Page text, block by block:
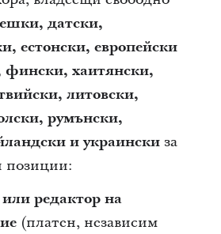
датски,
естонски, европейски
фински, хаитянски,
литовски,
румънски,
и украинскиза
позиции:
редактор на
(платен, независим